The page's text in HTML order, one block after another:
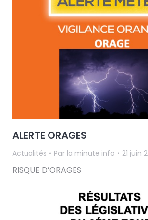
ALERTE ORAGES
Actualités Par la minute info 21 juin
RISQUE D’ORAGES